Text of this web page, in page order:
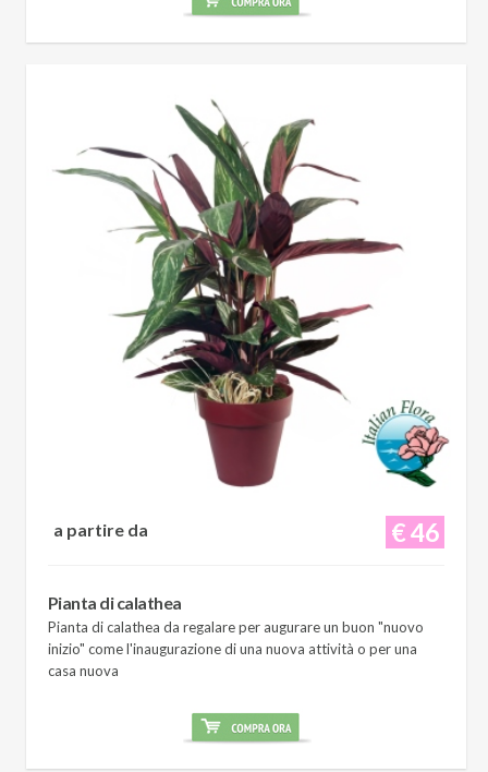
€ 46
a partire da
Pianta di calathea
Pianta di calathea da regalare per augurare un buon "nuovo
inizio" come l'inaugurazione di una nuova attività o per una
casa nuova